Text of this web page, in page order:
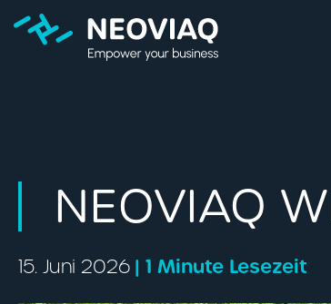
NEOVIAQ
15. Juni 2026 | 1 Minute Lesezeit